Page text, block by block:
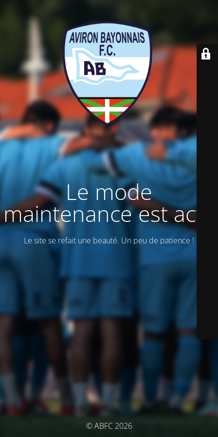
Le mode
maintenance est actif
Le site se refait une beauté. Un peu de patience !
© ABFC 2026